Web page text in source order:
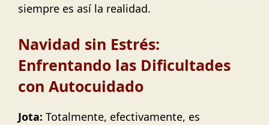
siempre es así la realidad.
Navidad sin Estrés:
Enfrentando las Dificultades
con Autocuidado
Jota: Totalmente, efectivamente, es